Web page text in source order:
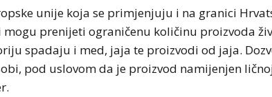
unije koja se primjenjuju i na granici
mogu prenijeti ograničenu količinu proizvoda
spadaju i med, jaja te proizvodi od jaja.
pod uslovom da je proizvod namijenjen